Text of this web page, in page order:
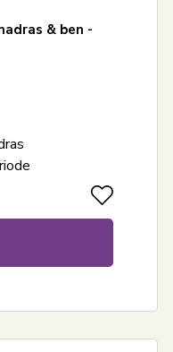
& ben -